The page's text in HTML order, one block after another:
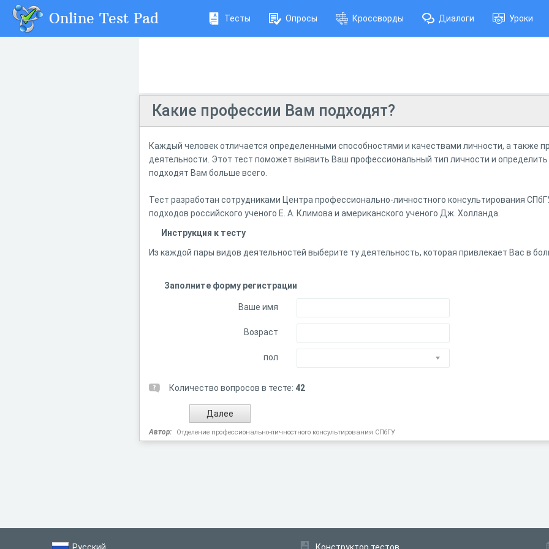
Online Test Pad Тесты Опросы Кроссворды Диалоги Уроки
Какие профессии Вам подходят?
Каждый человек отличается определенными способностями и качествами личности, а также
деятельности. Этот тест поможет выявить Ваш профессиональный тип личности и
подходят Вам больше всего.
Тест разработан сотрудниками Центра профессионально-личностного консультирования
подходов российского ученого Е. А. Климова и американского ученого Дж. Холланда.
Инструкция к тесту
Из каждой пары видов деятельностей выберите ту деятельность, которая привлекает Вас в
Заполните форму регистрации
Ваше имя
Возраст
пол
Количество вопросов в тесте: 42
Автор: Отделение профессионально-личностного консультирования СПбГУ